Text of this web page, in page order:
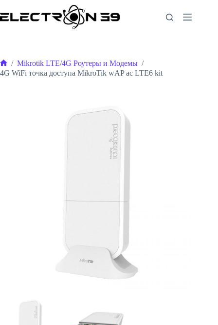
к
сути
Главная
/ Mikrotik LTE/4G Роутеры и Модемы /
4G WiFi точка доступа MikroTik wAP ac LTE6 kit